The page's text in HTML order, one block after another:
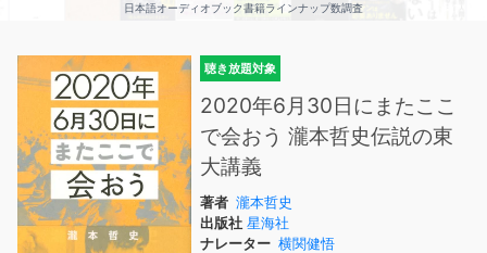
日本語オーディオブック書籍ラインナップ数調査
聴き放題対象
2020年6月30日にまたここ
で会おう 瀧本哲史伝説の東
大講義
著者 瀧本哲史
出版社 星海社
ナレーター 横関健悟